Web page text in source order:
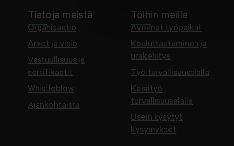
Tietoja meistä
Organisaatio
Arvot ja visio
Vastuullisuus ja
sertifikaatit
Whistleblow
Ajankohtaista
Töihin meille
Avoimet työpaikat
Kouluttautuminen ja
urakehitys
Työ turvallisuusalalla
Kesätyö
turvallisuusalalla
Usein kysytyt
kysymykset